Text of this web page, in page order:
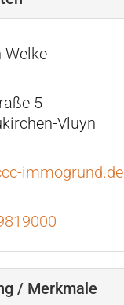
Welke
5
Vluyn
immogrund.de
/ Merkmale